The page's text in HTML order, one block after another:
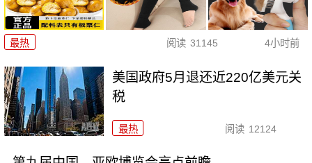
最热 阅读 31145 4小时前
美国政府5月退还近220亿美元关
税
最热 阅读 12124